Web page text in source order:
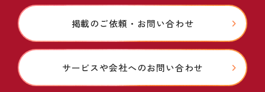
掲載のご依頼・お問い合わせ
サービスや会社へのお問い合わせ